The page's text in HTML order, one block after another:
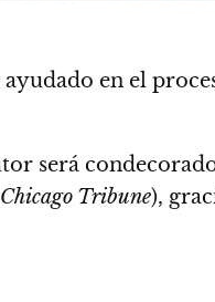
en el
será
Chicago Tribune),